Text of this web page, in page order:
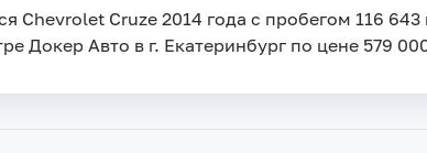
Chevrolet Cruze 2014 года с пробегом 116
Докер Авто в г. Екатеринбург по цене 579